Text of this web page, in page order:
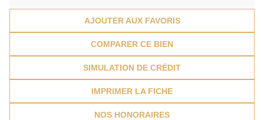
AJOUTER AUX FAVORIS
COMPARER CE BIEN
SIMULATION DE CRÉDIT
IMPRIMER LA FICHE
NOS HONORAIRES